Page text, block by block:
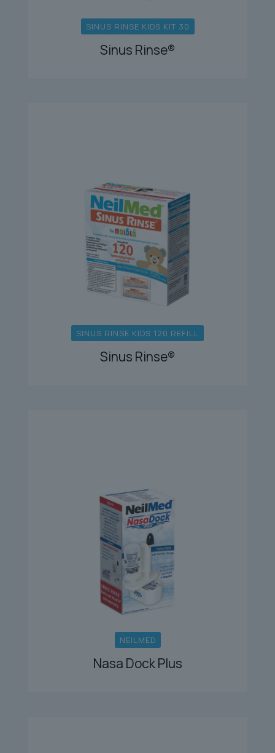
SINUS RINSE KIDS KIT 30
Sinus Rinse®
SINUS RINSE KIDS 120 REFILL
Sinus Rinse®
NEILMED
Nasa Dock Plus